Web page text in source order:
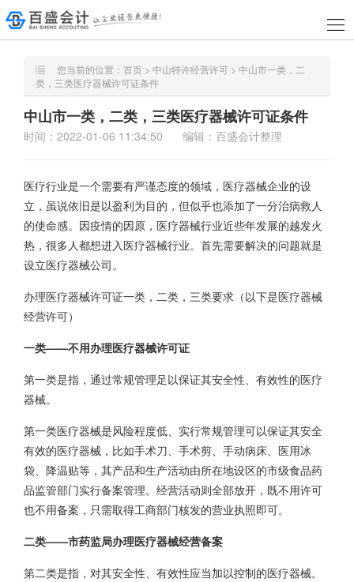
您当前的位置： 首页 > 中山特许经营许可 > 中山市一类，二
类，三类医疗器械许可证条件
中山市一类，二类，三类医疗器械许可证条件
时间：2022-01-06 11:34:50 编辑：百盛会计整理
医疗行业是一个需要有严谨态度的领域，医疗器械企业的设
立，虽说依旧是以盈利为目的，但似乎也添加了一分治病救人
的使命感。因疫情的因原，医疗器械行业近些年发展的越发火
热，很多人都想进入医疗器械行业。首先需要解决的问题就是
设立医疗器械公司。
办理医疗器械许可证一类，二类，三类要求（以下是医疗器械
经营许可）
一类——不用办理医疗器械许可证
第一类是指，通过常规管理足以保证其安全性、有效性的医疗
器械。
第一类医疗器械是风险程度低、实行常规管理可以保证其安全
有效的医疗器械，比如手术刀、手术剪、手动病床、医用冰
袋、降温贴等，其产品和生产活动由所在地设区的市级食品药
品监管部门实行备案管理。经营活动则全部放开，既不用许可
也不用备案，只需取得工商部门核发的营业执照即可。
二类——市药监局办理医疗器械经营备案
第二类是指，对其安全性、有效性应当加以控制的医疗器械。